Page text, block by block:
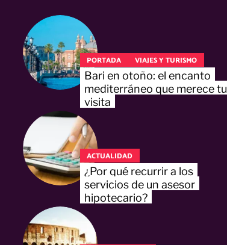
PORTADA VIAJES Y TURISMO
Bari en otoño: el encanto
mediterráneo que merece tu
visita
ACTUALIDAD
¿Por qué recurrir a los
servicios de un asesor
hipotecario?